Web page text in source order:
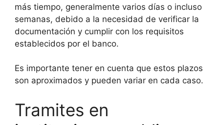
más tiempo, generalmente varios días o incluso
semanas, debido a la necesidad de verificar la
documentación y cumplir con los requisitos
establecidos por el banco.
Es importante tener en cuenta que estos plazos
son aproximados y pueden variar en cada caso.
Tramites en